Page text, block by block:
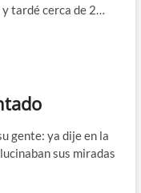
tardé cerca de 2…
gente: ya dije en la
sus miradas